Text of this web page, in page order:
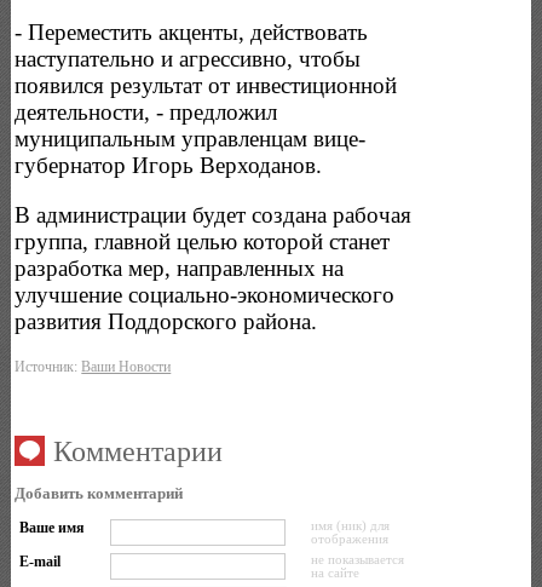
- Переместить акценты, действовать
наступательно и агрессивно, чтобы
появился результат от инвестиционной
деятельности, - предложил
муниципальным управленцам вице-
губернатор Игорь Верходанов.
В администрации будет создана рабочая
группа, главной целью которой станет
разработка мер, направленных на
улучшение социально-экономического
развития Поддорского района.
Источник:Ваши Новости
Комментарии
Добавить комментарий
Ваше имя
имя (ник) для
отображения
E-mail
не показывается
на сайте